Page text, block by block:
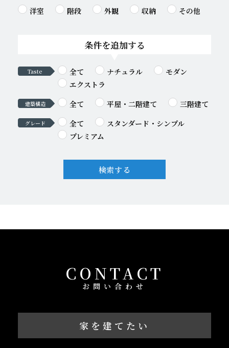
洋室
階段 外観 収納 その他
条件を追加する
Taste 全て ナチュラル
モダン
エクストラ
建築構造 全て 平屋・二階建て 三階建て
グレード 全て
スタンダード・シンプル
プレミアム
検索する
CONTACT
お問い合わせ
家を建てたい